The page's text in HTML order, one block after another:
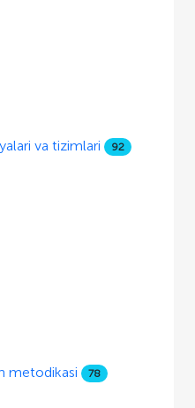
va tizimlari 92
metodikasi 78